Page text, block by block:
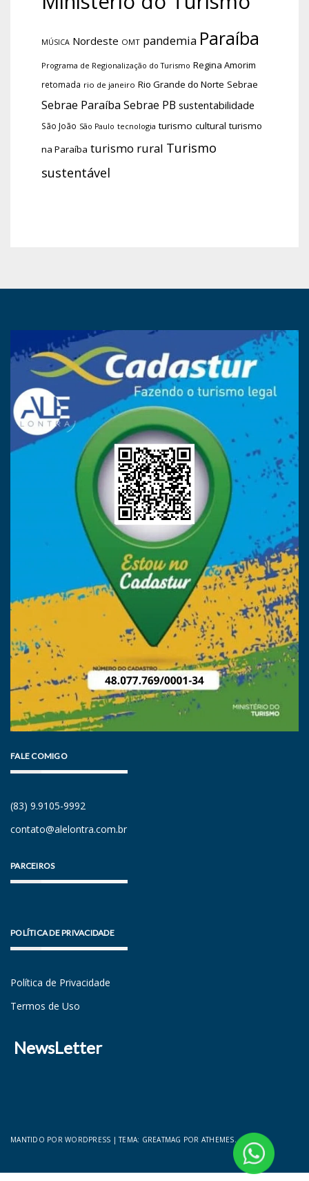
MÚSICA Nordeste OMT pandemia Paraíba
Programa de Regionalização do Turismo Regina Amorim
retomada rio de janeiro Rio Grande do Norte Sebrae
Sebrae Paraíba Sebrae PB sustentabilidade
São João São Paulo tecnologia turismo cultural turismo
na Paraíba turismo rural Turismo
sustentável
FALE COMIGO
(83) 9.9105-9992
contato@alelontra.com.br
PARCEIROS
POLÍTICA DE PRIVACIDADE
Política de Privacidade
Termos de Uso
NewsLetter
MANTIDO POR WORDPRESS |TEMA: GREATMAG POR ATHEMES.